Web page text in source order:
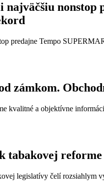
nonstop
predajne Tempo
zámkom.
kvalitné a objektívne
tabakovej
legislatívy čelí rozsiahlym